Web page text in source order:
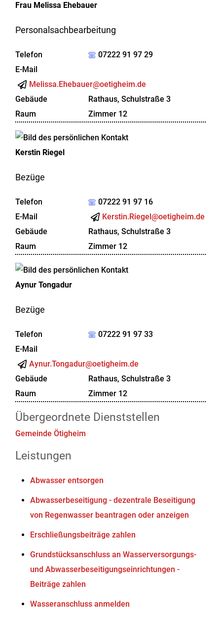
Frau Melissa Ehebauer
Personalsachbearbeitung
Telefon
07222 91 97 29
E-Mail
Melissa.Ehebauer@oetigheim.de
Gebäude
Rathaus, Schulstraße 3
Raum
Zimmer 12
Kerstin Riegel
Bezüge
Telefon
07222 91 97 16
E-Mail
Kerstin.Riegel@oetigheim.de
Gebäude
Rathaus, Schulstraße 3
Raum
Zimmer 12
Aynur Tongadur
Bezüge
Telefon
07222 91 97 33
E-Mail
Aynur.Tongadur@oetigheim.de
Gebäude
Rathaus, Schulstraße 3
Raum
Zimmer 12
Übergeordnete Dienststellen
Gemeinde Ötigheim
Leistungen
Abwasser entsorgen
Abwasserbeseitigung - dezentrale Beseitigung
von Regenwasser beantragen oder anzeigen
Erschließungsbeiträge zahlen
Grundstücksanschluss an Wasserversorgungs-
und Abwasserbeseitigungseinrichtungen -
Beiträge zahlen
Wasseranschluss anmelden